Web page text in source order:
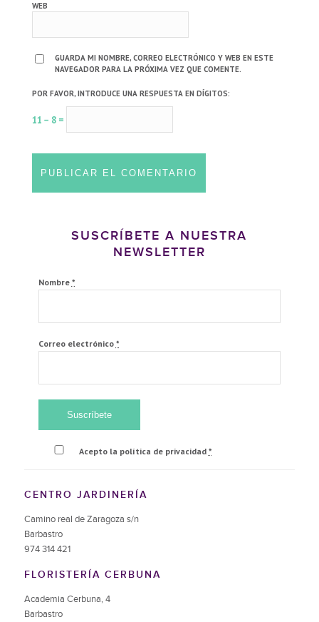
WEB
GUARDA MI NOMBRE, CORREO ELECTRÓNICO Y WEB EN ESTE
NAVEGADOR PARA LA PRÓXIMA VEZ QUE COMENTE.
POR FAVOR, INTRODUCE UNA RESPUESTA EN DÍGITOS:
11 − 8 =
SUSCRÍBETE A NUESTRA
NEWSLETTER
Nombre *
Correo electrónico *
Acepto la política de privacidad *
CENTRO JARDINERÍA
Camino real de Zaragoza s/n
Barbastro
974 314 421
FLORISTERÍA CERBUNA
Academia Cerbuna, 4
Barbastro